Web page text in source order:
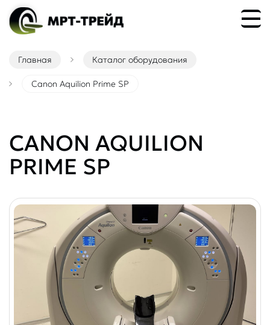
Главная Каталог оборудования
Canon Aquilion Prime SP
CANON AQUILION
PRIME SP